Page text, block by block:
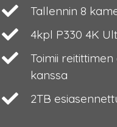
Tallennin 8
4kpl P330 4K
Toimii
kanssa
2TB